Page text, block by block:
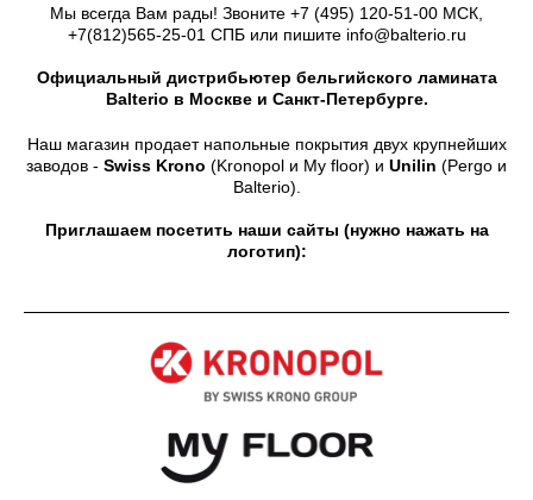
Мы всегда Вам рады! Звоните +7 (495) 120-51-00 МСК,
+7(812)565-25-01 СПБ или пишите info@balterio.ru
Официальный дистрибьютер бельгийского ламината
Balterio в Москве и Санкт-Петербурге.
Наш магазин продает напольные покрытия двух крупнейших
заводов - Swiss Krono (Kronopol и My floor) и Unilin (Pergo и
Balterio).
Приглашаем посетить наши сайты (нужно нажать на
логотип):